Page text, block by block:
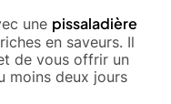
une pissaladière
en saveurs. Il
de vous offrir un
moins deux jours